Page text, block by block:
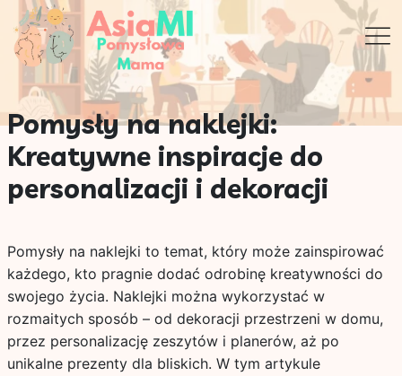
Pomysły na naklejki:
Kreatywne inspiracje do
personalizacji i dekoracji
Pomysły na naklejki to temat, który może zainspirować
każdego, kto pragnie dodać odrobinę kreatywności do
swojego życia. Naklejki można wykorzystać w
rozmaitych sposób – od dekoracji przestrzeni w domu,
przez personalizację zeszytów i planerów, aż po
unikalne prezenty dla bliskich. W tym artykule